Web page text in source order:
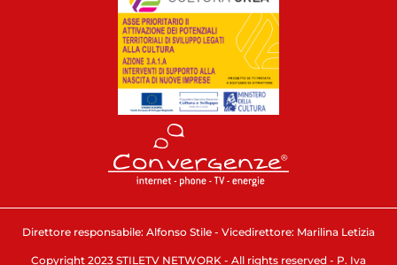
Direttore responsabile: Alfonso Stile - Vicedirettore: Marilina Letizia
Copyright 2023 STILETV NETWORK - All rights reserved - P. Iva